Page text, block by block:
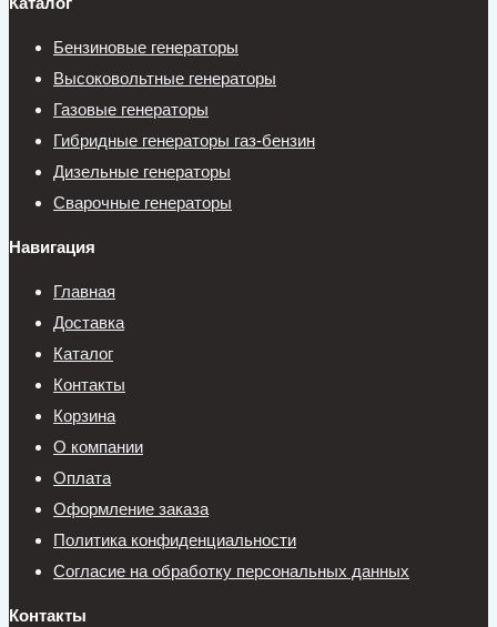
Бензиновые генераторы
Высоковольтные генераторы
Газовые генераторы
Гибридные генераторы газ-бензин
Дизельные генераторы
Сварочные генераторы
Навигация
Главная
Доставка
Каталог
Контакты
Корзина
О компании
Оплата
Оформление заказа
Политика конфиденциальности
Согласие на обработку персональных данных
Контакты